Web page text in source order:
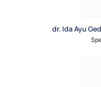
dr. Ida Ayu